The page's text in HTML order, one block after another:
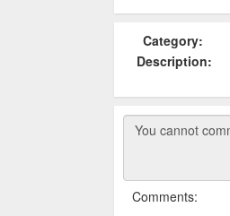
Category:
Description:
Comments: